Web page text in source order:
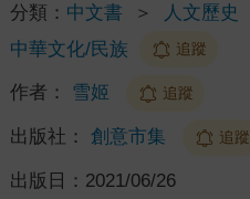
分類： 中文書 ＞ 人文歷史
中華文化/民族
追蹤
作者： 雪姬 追蹤
出版社： 創意市集 追蹤
出版日： 2021/06/26